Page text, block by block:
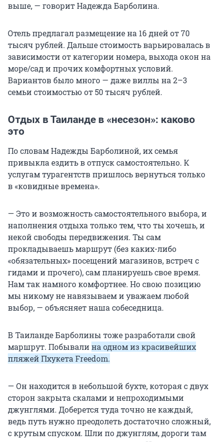
выше, — говорит Надежда Барболина.
Отель предлагал размещение на 16 дней от 70
тысяч рублей. Дальше стоимость варьировалась в
зависимости от категории номера, выхода окон на
море/сад и прочих комфортных условий.
Вариантов было много — даже виллы на 2–3
семьи стоимостью от 50 тысяч рублей.
Отдых в Таиланде в «несезон»: каково
это
По словам Надежды Барболиной, их семья
привыкла ездить в отпуск самостоятельно. К
услугам турагентств пришлось вернуться только
в «ковидные времена».
— Это и возможность самостоятельного выбора, и
наполнения отдыха только тем, что ты хочешь, и
некой свободы передвижения. Ты сам
прокладываешь маршрут (без каких-либо
«обязательных» посещений магазинов, встреч с
гидами и прочего), сам планируешь свое время.
Нам так намного комфортнее. Но свою позицию
мы никому не навязываем и уважаем любой
выбор, — объясняет наша собеседница.
В Таиланде Барболины тоже разработали свой
маршрут. Побывалина одном из красивейших
пляжей Пхукета Freedom.
— Он находится в небольшой бухте, которая с двух
сторон закрыта скалами и непроходимыми
джунглями. Доберется туда точно не каждый,
ведь путь нужно преодолеть достаточно сложный,
с крутым спуском. Шли по джунглям, дороги там